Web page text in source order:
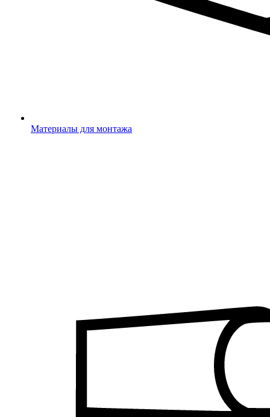
Материалы для монтажа